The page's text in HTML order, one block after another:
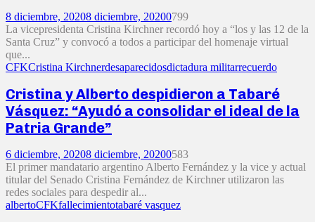
8 diciembre, 20208 diciembre, 20200799
La vicepresidenta Cristina Kirchner recordó hoy a “los y las 12 de la
Santa Cruz” y convocó a todos a participar del homenaje virtual
que...
CFKCristina Kirchnerdesaparecidosdictadura militarrecuerdo
Cristina y Alberto despidieron a Tabaré
Vásquez: “Ayudó a consolidar el ideal de la
Patria Grande”
6 diciembre, 20208 diciembre, 20200583
El primer mandatario argentino Alberto Fernández y la vice y actual
titular del Senado Cristina Fernández de Kirchner utilizaron las
redes sociales para despedir al...
albertoCFKfallecimientotabaré vasquez